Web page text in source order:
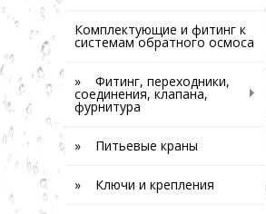
Комплектующие и фитинг к
системам обратного осмоса
» Фитинг, переходники,
соединения, клапана,
фурнитура
» Питьевые краны
» Ключи и крепления